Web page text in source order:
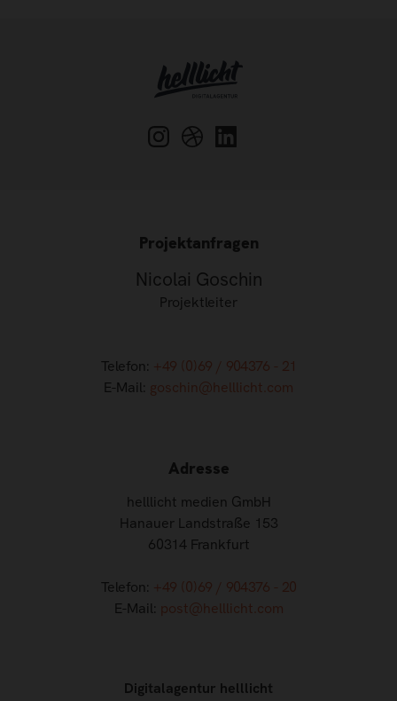
Projektanfragen
Nicolai Goschin
Projektleiter
Telefon: +49 (0)69 / 904376 - 21
E-Mail: goschin@helllicht.com
Adresse
helllicht medien GmbH
Hanauer Landstraße 153
60314 Frankfurt
Telefon: +49 (0)69 / 904376 - 20
E-Mail: post@helllicht.com
Digitalagentur helllicht